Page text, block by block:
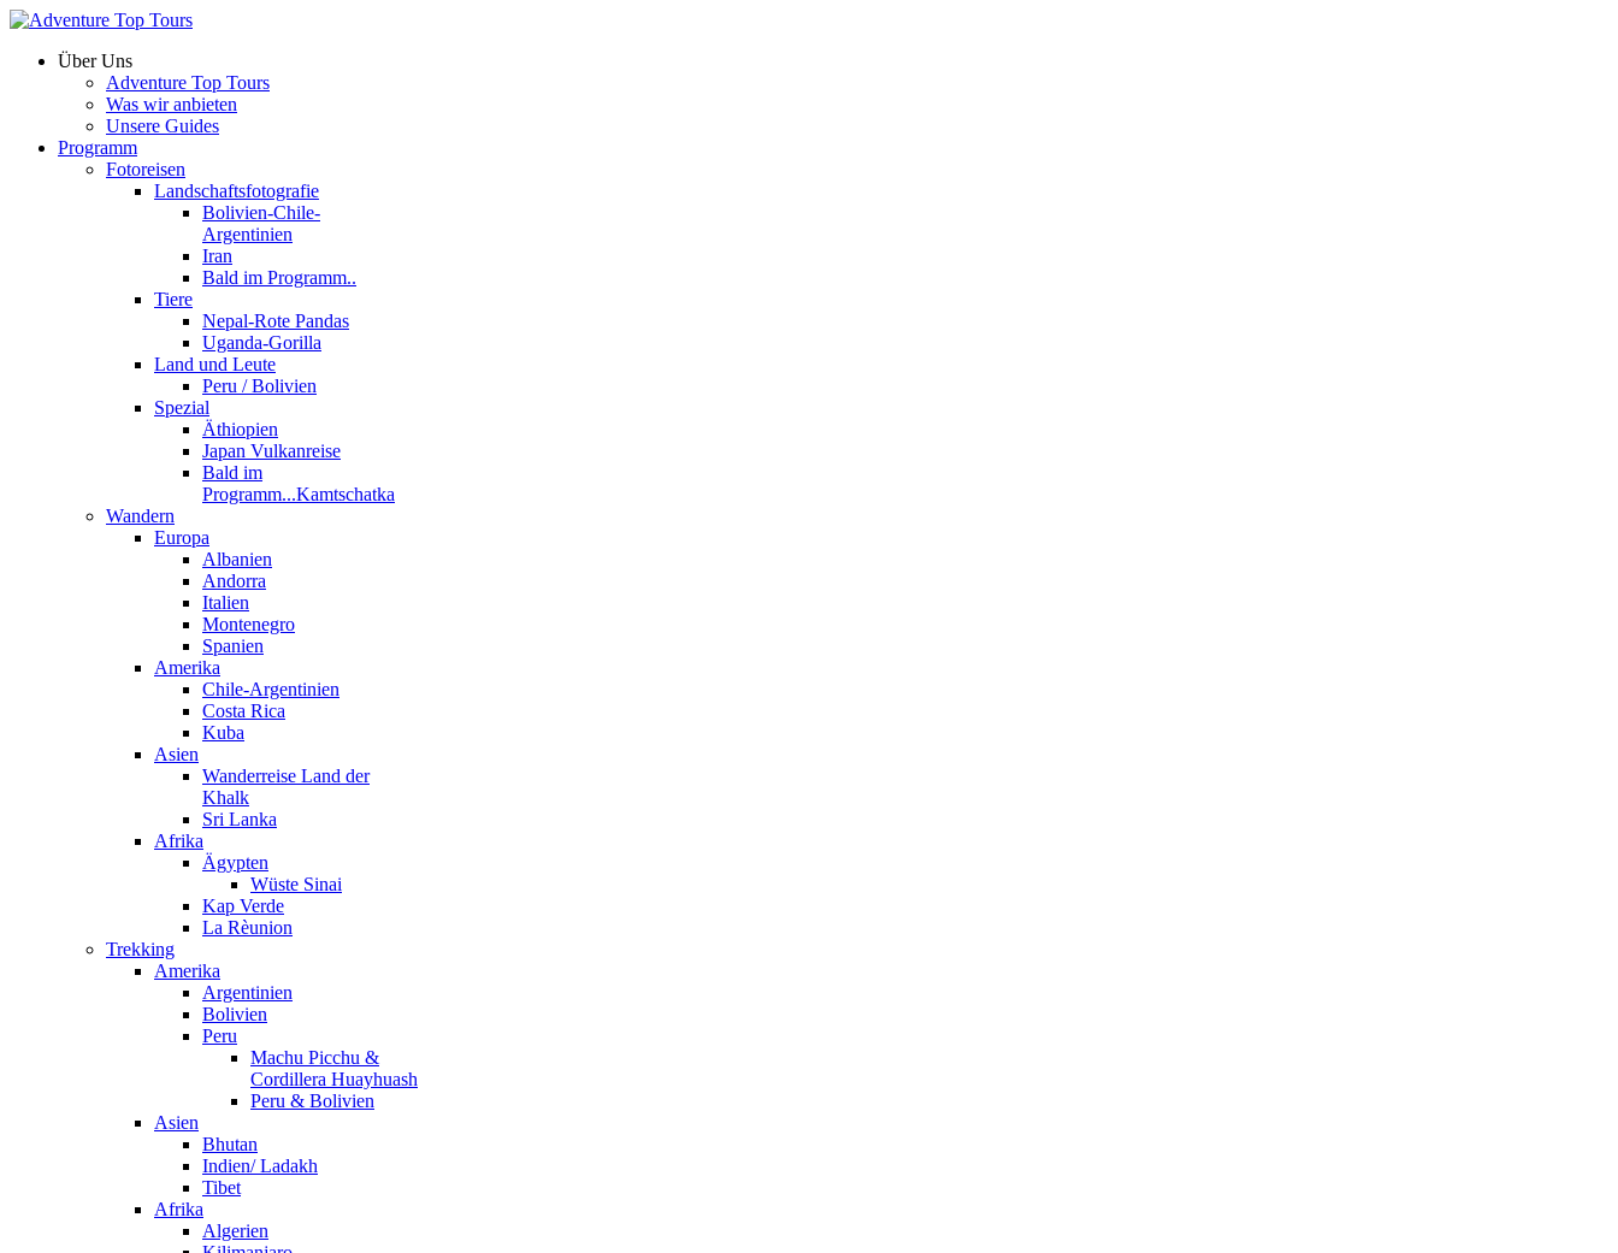
Über Uns
Adventure Top Tours
Was wir anbieten
Unsere Guides
Programm
Fotoreisen
Landschaftsfotografie
Bolivien-Chile-
Argentinien
Iran
Bald im Programm..
Tiere
Nepal-Rote Pandas
Uganda-Gorilla
Land und Leute
Peru / Bolivien
Spezial
Äthiopien
Japan Vulkanreise
Bald im
Programm...Kamtschatka
Wandern
Europa
Albanien
Andorra
Italien
Montenegro
Spanien
Amerika
Chile-Argentinien
Costa Rica
Kuba
Asien
Wanderreise Land der
Khalk
Sri Lanka
Afrika
Ägypten
Wüste Sinai
Kap Verde
La Rèunion
Trekking
Amerika
Argentinien
Bolivien
Peru
Machu Picchu &
Cordillera Huayhuash
Peru & Bolivien
Asien
Bhutan
Indien/ Ladakh
Tibet
Afrika
Algerien